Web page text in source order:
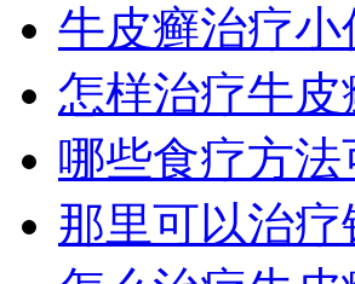
牛皮癣治疗小
怎样治疗牛皮
哪些食疗方
那里可以治疗